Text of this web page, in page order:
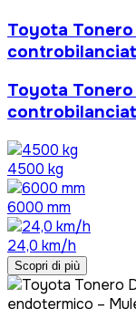
Toyota
Toyota
4500 kg
6000 mm
24,0 km/h
Scopri di più